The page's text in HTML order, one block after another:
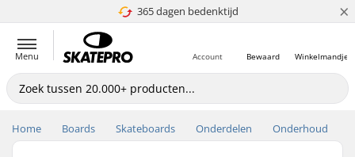
365 dagen bedenktijd
4.8 van 5 ×
Menu Winkelmandje
Bewaard
Account
Home Boards Skateboards Onderdelen Onderhoud